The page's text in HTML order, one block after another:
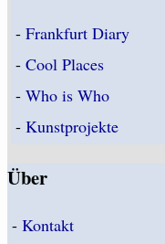
-Frankfurt Diary
-Cool Places
-Who is Who
-Kunstprojekte
Über
- Kontakt